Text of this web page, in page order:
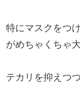
特にマスクをつ
がめちゃくちゃ
テカリを抑えつ